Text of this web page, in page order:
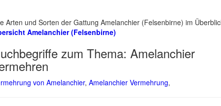
Arten und Sorten der Gattung Amelanchier (Felsenbirne) im
Amelanchier (Felsenbirne)
zum Thema: Amelanchier
von Amelanchier, Amelanchier Vermehrung,